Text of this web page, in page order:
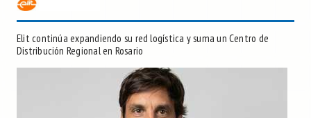
Elit continúa expandiendo su red logística y suma un Centro de
Distribución Regional en Rosario